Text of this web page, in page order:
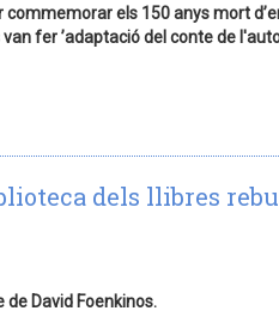
commemorar els 150 anys mort
fer ’adaptació del conte de
dels llibres
David Foenkinos.